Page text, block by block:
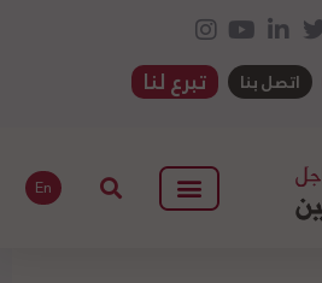
اتصل بنا تبرع لنا
En